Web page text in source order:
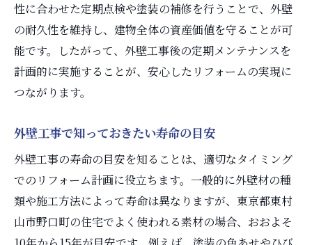
性に合わせた定期点検や塗装の補修を行うことで、外壁
の耐久性を維持し、建物全体の資産価値を守ることが可
能です。したがって、外壁工事後の定期メンテナンスを
計画的に実施することが、安心したリフォームの実現に
つながります。
外壁工事で知っておきたい寿命の目安
外壁工事の寿命の目安を知ることは、適切なタイミング
でのリフォーム計画に役立ちます。一般的に外壁材の種
類や施工方法によって寿命は異なりますが、東京都東村
山市野口町の住宅でよく使われる素材の場合、おおよそ